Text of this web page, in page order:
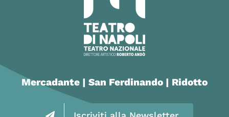
Mercadante | San Ferdinando | Ridotto